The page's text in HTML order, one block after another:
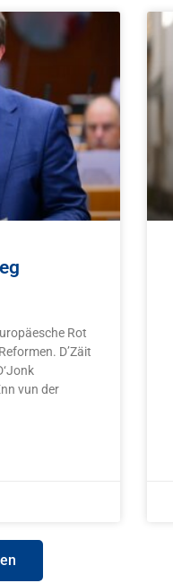
Rot
D’Zäit
vun der